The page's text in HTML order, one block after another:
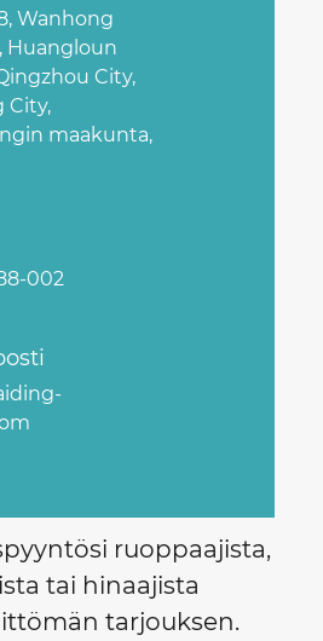
Wanhong
Huangloun
City,
City,
maakunta,
002
ruoppaajista,
tai hinaajista
tarjouksen.